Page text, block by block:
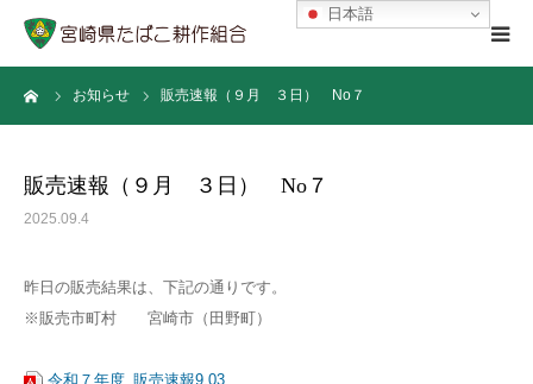
お知らせ 販売速報（９月 ３日） No７
販売速報（９月 ３日） No７
2025.09.4
昨日の販売結果は、下記の通りです。
※販売市町村 宮崎市（田野町）
令和７年度_販売速報9.03
Home
組合員ページ
日本語